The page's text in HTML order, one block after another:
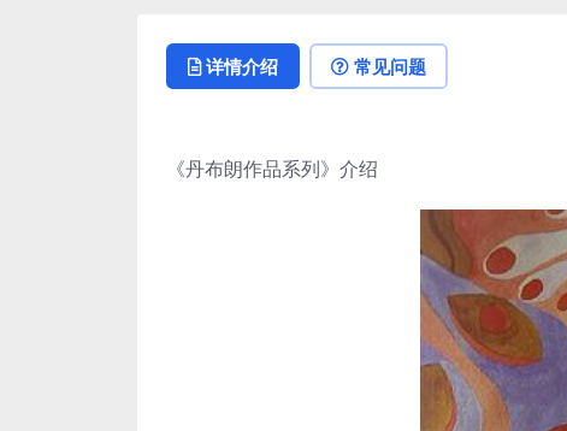
详情介绍 常见问题
《丹布朗作品系列》介绍